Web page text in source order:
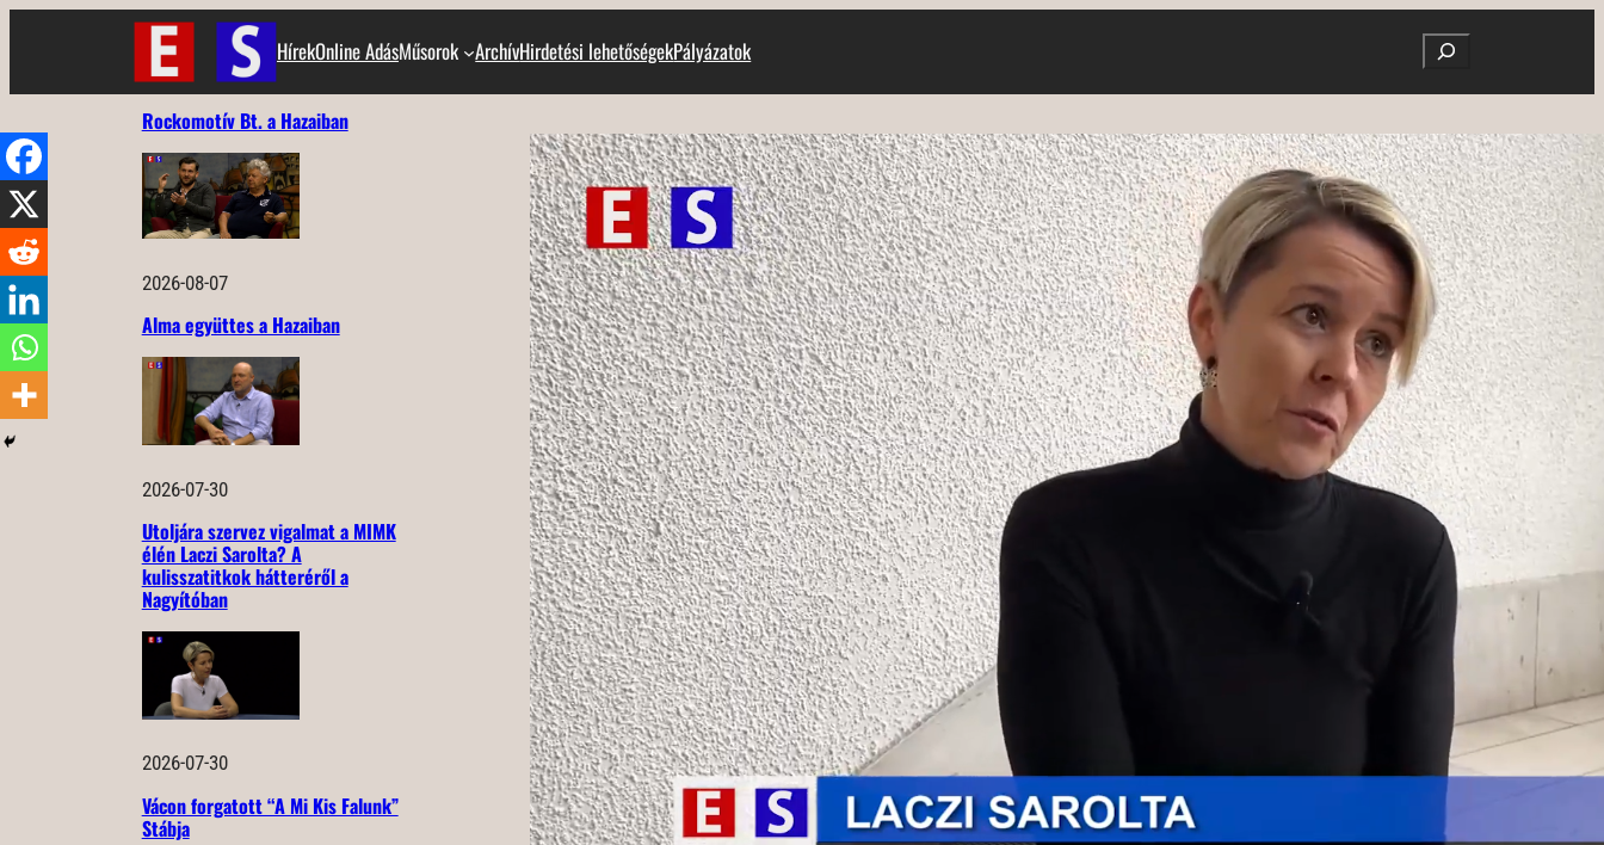
HírekOnline AdásMűsorok ArchívHirdetési lehetőségekPályázatok Search
Rockomotív Bt. a Hazaiban
2026-08-07
Alma együttes a Hazaiban
2026-07-30
Utoljára szervez vigalmat a MIMK
élén Laczi Sarolta? A
kulisszatitkok hátteréről a
Nagyítóban
2026-07-30
Vácon forgatott “A Mi Kis Falunk”
Stábja